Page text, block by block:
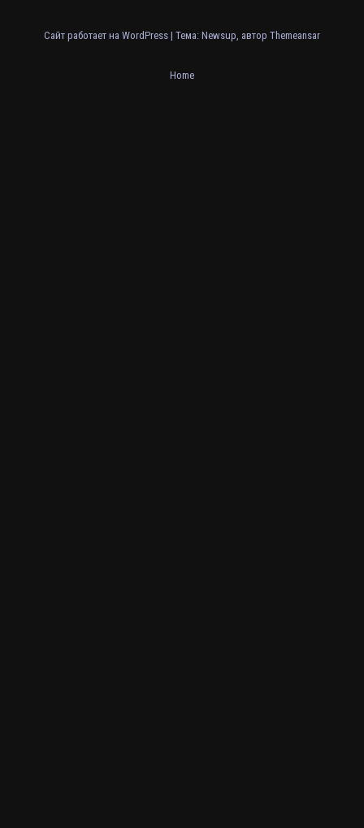
Сайт работает на WordPress | Тема: Newsup, автор Themeansar
Home